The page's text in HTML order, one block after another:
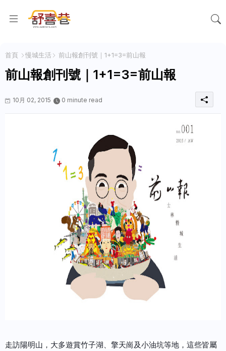
首頁 慢城生活 前山報創刊號｜1+1=3=前山報
前山報創刊號｜1+1=3=前山報
10月 02, 2015 0 minute read
走訪陽明山，大多遊賞竹子湖、擎天崗及小油坑等地，這些皆屬